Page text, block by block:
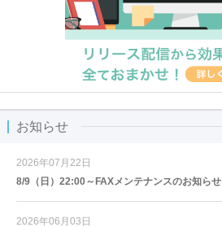
お知らせ
2026年07月22日
8/9（日）22:00～FAXメンテナンスのお知らせ
2026年06月03日